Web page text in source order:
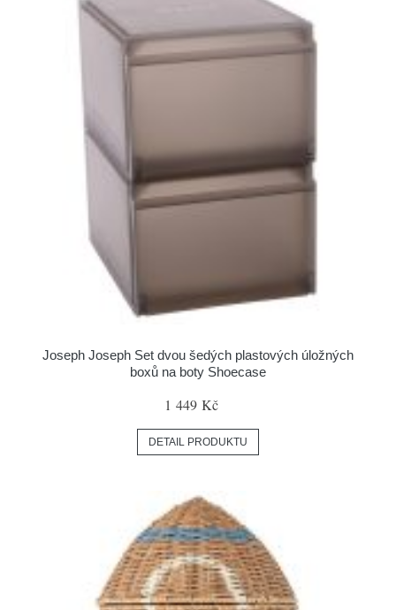
Joseph Joseph Set dvou šedých plastových úložných
boxů na boty Shoecase
1 449 Kč
DETAIL PRODUKTU